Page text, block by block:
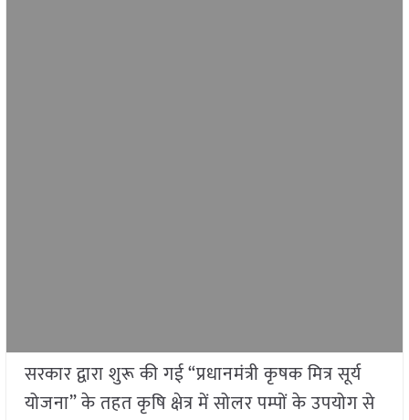
सरकार द्वारा शुरू की गई “प्रधानमंत्री कृषक मित्र सूर्य
योजना” के तहत कृषि क्षेत्र में सोलर पम्पों के उपयोग से